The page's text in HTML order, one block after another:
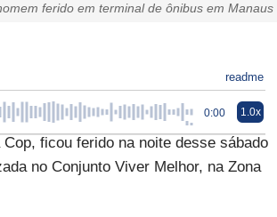
ferido em terminal de ônibus em Manaus
readme
0:00 1.0x
ficou ferido na noite desse sábado
no Conjunto Viver Melhor, na Zona